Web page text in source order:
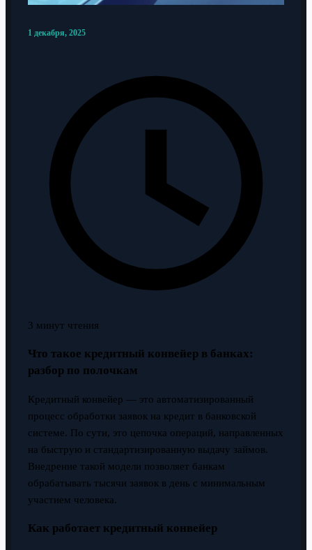
1 декабря, 2025
3 минут чтения
Что такое кредитный конвейер в банках:
разбор по полочкам
Кредитный конвейер — это автоматизированный
процесс обработки заявок на кредит в банковской
системе. По сути, это цепочка операций, направленных
на быструю и стандартизированную выдачу займов.
Внедрение такой модели позволяет банкам
обрабатывать тысячи заявок в день с минимальным
участием человека.
Как работает кредитный конвейер